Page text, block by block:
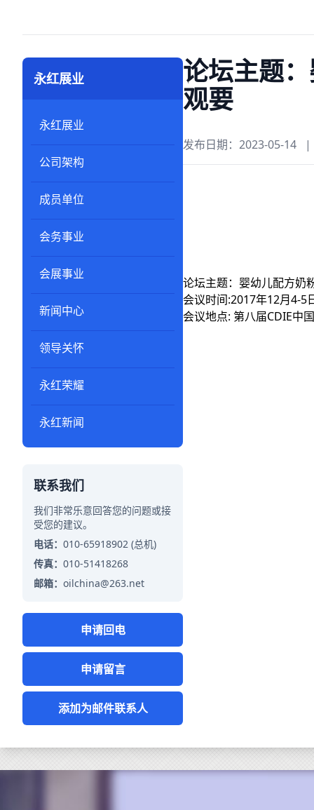
永红展业
永红展业
公司架构
成员单位
会务事业
会展事业
新闻中心
领导关怀
永红荣耀
永红新闻
联系我们
我们非常乐意回答您的问题或接
受您的建议。
电话： 010-65918902 (总机)
传真： 010-51418268
邮箱： oilchina@263.net
申请回电
申请留言
添加为邮件联系人
论坛主题
观要
发布日期：2023-05-14 |
论坛主题：婴幼儿配方奶
会议时间:2017年12月4-5
会议地点: 第八届CDIE中